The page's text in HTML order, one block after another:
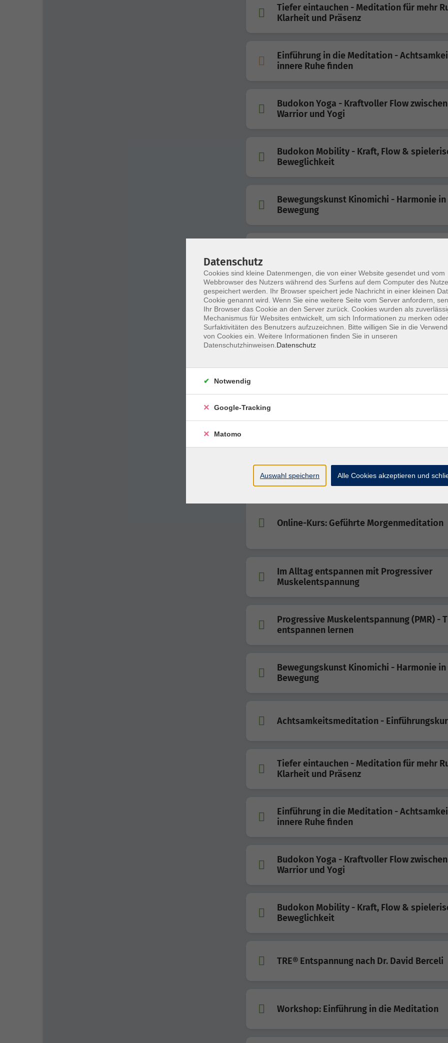
Tiefer eintauchen - Meditation für mehr
Klarheit und Präsenz
Einführung in die Meditation -
innere Ruhe finden
Budokon Yoga - Kraftvoller Flow zwischen
Warrior und Yogi
Budokon Mobility - Kraft, Flow &
Beweglichkeit
Bewegungskunst Kinomichi - Harmonie in
Bewegung
Hängemattenwaldbad an der
Abschalten und Entspannen mit ZENbo®
Einführung in die gegenstandslose
Online-Kurs: Geführte Morgenmeditation
Im Alltag entspannen mit Progressiver
Muskelentspannung
Progressive Muskelentspannung (PMR) -
entspannen lernen
Bewegungskunst Kinomichi - Harmonie in
Bewegung
Achtsamkeitsmeditation -
Tiefer eintauchen - Meditation für mehr
Klarheit und Präsenz
Einführung in die Meditation -
innere Ruhe finden
Budokon Yoga - Kraftvoller Flow zwischen
Warrior und Yogi
Budokon Mobility - Kraft, Flow &
Beweglichkeit
TRE® Entspannung nach Dr. David Berceli
Workshop: Einführung in die Meditation
Datenschutz
Cookies sind kleine Datenmengen, die von einer Website gesendet und vom
Webbrowser des Nutzers während des Surfens auf dem Computer des
gespeichert werden. Ihr Browser speichert jede Nachricht in einer kleinen
Cookie genannt wird. Wenn Sie eine weitere Seite vom Server anfordern,
Ihr Browser das Cookie an den Server zurück. Cookies wurden als
Mechanismus für Websites entwickelt, um sich Informationen zu merken
Surfaktivitäten des Benutzers aufzuzeichnen. Bitte willigen Sie in die
von Cookies ein. Weitere Informationen finden Sie in unseren
Datenschutzhinweisen. Datenschutz
Notwendig
Google-Tracking
Matomo
Auswahl speichern Alle Cookies akzeptieren und